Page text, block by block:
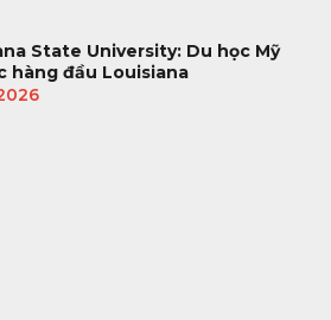
State University: Du học Mỹ
hàng đầu Louisiana